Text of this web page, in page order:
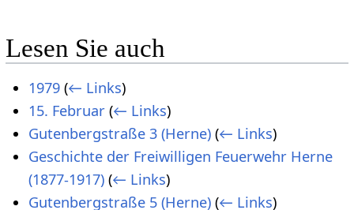
Lesen Sie auch
1979 (← Links)
15. Februar (← Links)
Gutenbergstraße 3 (Herne) (← Links)
Geschichte der Freiwilligen Feuerwehr Herne
(1877-1917) (← Links)
Gutenbergstraße 5 (Herne) (← Links)